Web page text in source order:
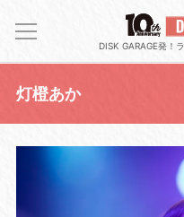
DISK GARAGE発！
灯橙あか